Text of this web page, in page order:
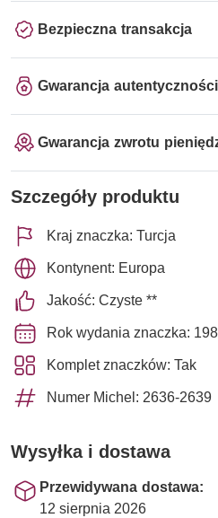
Bezpieczna transakcja
Gwarancja autentyczności
Gwarancja zwrotu
Szczegóły produktu
Kraj znaczka: Turcja
Kontynent: Europa
Jakość: Czyste **
Rok wydania znaczka:
Komplet znaczków: Tak
Numer Michel: 2636-2639
Wysyłka i dostawa
Przewidywana dostawa:
12 sierpnia 2026